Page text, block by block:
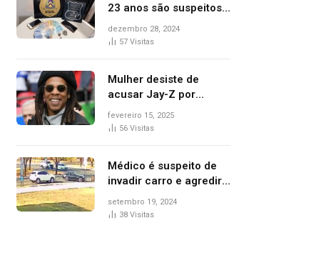
23 anos são suspeitos
de vender drogas
próximo de delegacia e
dezembro 28, 2024
57 Visitas
Mulher desiste de
acusar Jay-Z por
estupro, diz revista
fevereiro 15, 2025
56 Visitas
Médico é suspeito de
invadir carro e agredir
delegado aposentado
durante confusão no
setembro 19, 2024
38 Visitas